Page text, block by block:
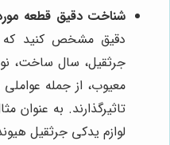
شناخت دقیق قطعه مورد
دقیق مشخص کنید که
جرثقیل، سال ساخت،
معیوب، از جمله
تاثیرگذارند. به عنوان
لوازم یدکی جرثقیل